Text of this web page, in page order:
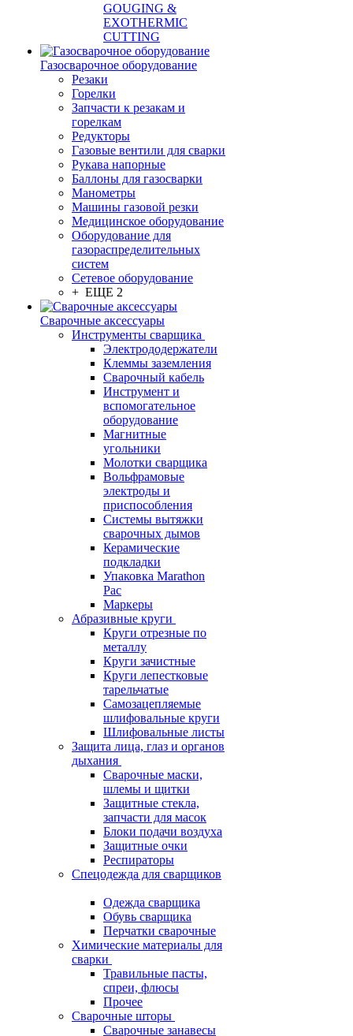
GOUGING &
EXOTHERMIC
CUTTING
Газосварочное оборудование
Резаки
Горелки
Запчасти к резакам и
горелкам
Редукторы
Газовые вентили для сварки
Рукава напорные
Баллоны для газосварки
Манометры
Машины газовой резки
Медицинское оборудование
Оборудование для
газораспределительных
систем
Сетевое оборудование
+ ЕЩЕ 2
Сварочные аксессуары
Инструменты сварщика
Электрододержатели
Клеммы заземления
Сварочный кабель
Инструмент и
вспомогательное
оборудование
Магнитные
угольники
Молотки сварщика
Вольфрамовые
электроды и
приспособления
Системы вытяжки
сварочных дымов
Керамические
подкладки
Упаковка Marathon
Pac
Маркеры
Абразивные круги
Круги отрезные по
металлу
Круги зачистные
Круги лепестковые
тарельчатые
Самозацепляемые
шлифовальные круги
Шлифовальные листы
Защита лица, глаз и органов
дыхания
Сварочные маски,
шлемы и щитки
Защитные стекла,
запчасти для масок
Блоки подачи воздуха
Защитные очки
Респираторы
Спецодежда для сварщиков
Одежда сварщика
Обувь сварщика
Перчатки сварочные
Химические материалы для
сварки
Травильные пасты,
спреи, флюсы
Прочее
Сварочные шторы
Сварочные занавесы